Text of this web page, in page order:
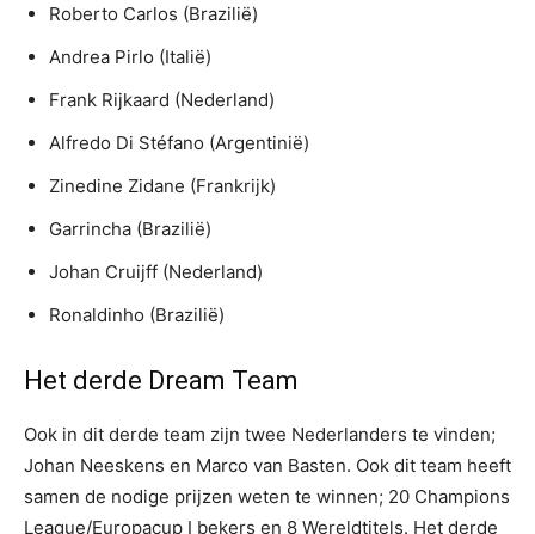
Roberto Carlos (Brazilië)
Andrea Pirlo (Italië)
Frank Rijkaard (Nederland)
Alfredo Di Stéfano (Argentinië)
Zinedine Zidane (Frankrijk)
Garrincha (Brazilië)
Johan Cruijff (Nederland)
Ronaldinho (Brazilië)
Het derde Dream Team
Ook in dit derde team zijn twee Nederlanders te vinden;
Johan Neeskens en Marco van Basten. Ook dit team heeft
samen de nodige prijzen weten te winnen; 20 Champions
League/Europacup I bekers en 8 Wereldtitels. Het derde